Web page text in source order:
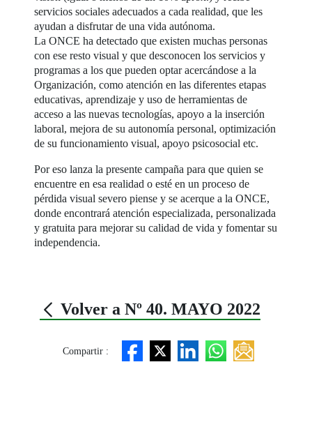
servicios sociales adecuados a cada realidad, que les
ayudan a disfrutar de una vida autónoma.
La ONCE ha detectado que existen muchas personas
con ese resto visual y que desconocen los servicios y
programas a los que pueden optar acercándose a la
Organización, como atención en las diferentes etapas
educativas, aprendizaje y uso de herramientas de
acceso a las nuevas tecnologías, apoyo a la inserción
laboral, mejora de su autonomía personal, optimización
de su funcionamiento visual, apoyo psicosocial etc.
Por eso lanza la presente campaña para que quien se
encuentre en esa realidad o esté en un proceso de
pérdida visual severo piense y se acerque a la ONCE,
donde encontrará atención especializada, personalizada
y gratuita para mejorar su calidad de vida y fomentar su
independencia.
Volver a Nº 40. MAYO 2022
Compartir :